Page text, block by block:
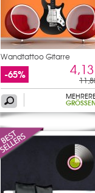
Wandtattoo Gitarre
-65%
GRÖSSEN